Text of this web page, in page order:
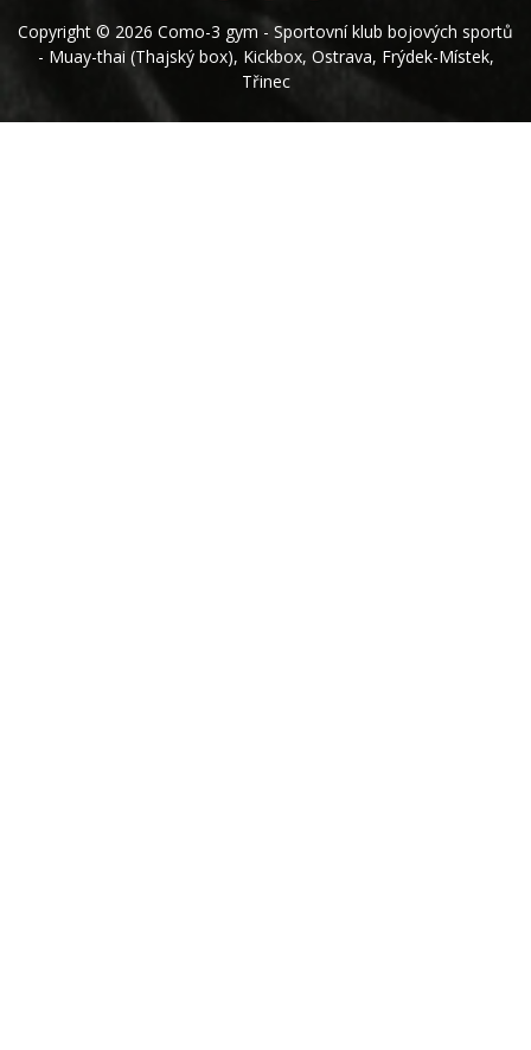
Copyright © 2026 Como-3 gym - Sportovní klub bojových sportů
- Muay-thai (Thajský box), Kickbox, Ostrava, Frýdek-Místek,
Třinec